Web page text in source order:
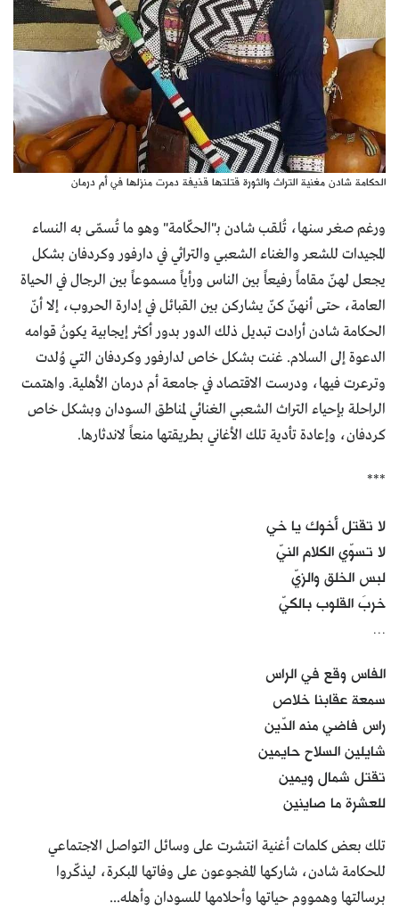
الحكامة شادن مغنية التراث والثورة قتلتها قذيفة دمرت منزلها في أم درمان
ورغم صغر سنها، تُلقب شادن بـ"الحكّامة" وهو ما تُسمّى به النساء
المجيدات للشعر والغناء الشعبي والتراثي في دارفور وكردفان بشكل
يجعل لهنّ مقاماً رفيعاً بين الناس ورأياً مسموعاً بين الرجال في الحياة
العامة، حتى أنهنّ كنّ يشاركن بين القبائل في إدارة الحروب، إلا أنّ
الحكامة شادن أرادت تبديل ذلك الدور بدور أكثر إيجابية يكونُ قوامه
الدعوة إلى السلام. غنت بشكل خاص لدارفور وكردفان التي وُلدت
وترعرت فيها، ودرست الاقتصاد في جامعة أم درمان الأهلية. واهتمت
الراحلة بإحياء التراث الشعبي الغنائي لمناطق السودان وبشكل خاص
كردفان، وإعادة تأدية تلك الأغاني بطريقتها منعاً لاندثارها.
***
لا تقتل أخوك يا خي
لا تسوّي الكلام النيّ
لبس الخلق والزيّ
خربَ القلوب بالكيّ
...
الفاس وقع في الراس
سمعة عقابنا خلاص
راس فاضي منه الدّين
شايلين السلاح حايمين
تقتل شمال ويمين
للعشرة ما صاينين
تلك بعض كلمات أغنية انتشرت على وسائل التواصل الاجتماعي
للحكامة شادن، شاركها المفجوعون على وفاتها المبكرة، ليذكّروا
برسالتها وهمووم حياتها وأحلامها للسودان وأهله...